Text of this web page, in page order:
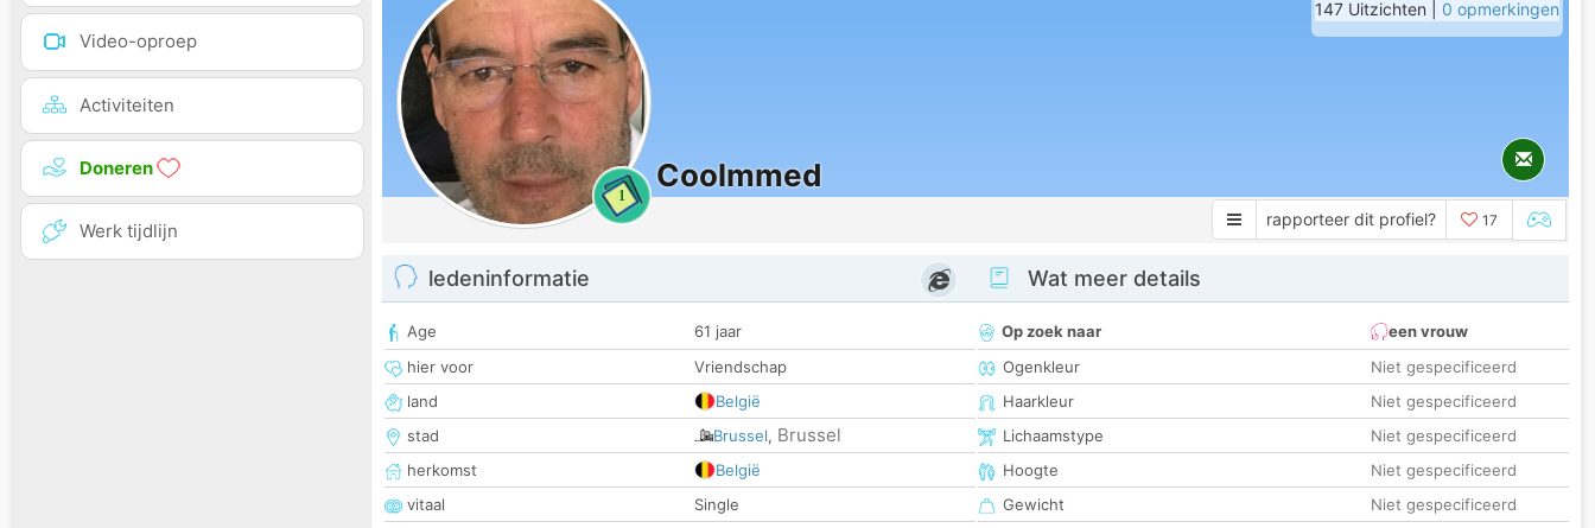
Video-oproep
Activiteiten
Doneren
Werk tijdlijn
1
Coolmmed
147 Uitzichten | 0 opmerkingen
rapporteer dit profiel? 17
ledeninformatie
Age
61 jaar
hier voor
Vriendschap
land
België
stad
Brussel, Brussel
herkomst
België
vitaal
Single
Wat meer details
Op zoek naar
een vrouw
Ogenkleur
Niet gespecificeerd
Haarkleur
Niet gespecificeerd
Lichaamstype
Niet gespecificeerd
Hoogte
Niet gespecificeerd
Gewicht
Niet gespecificeerd